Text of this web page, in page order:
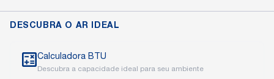
DESCUBRA O AR IDEAL
Calculadora BTU
Descubra a capacidade ideal para seu ambiente